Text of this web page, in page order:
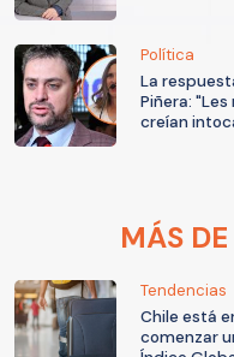
Política
La
Piñera:
creían
MÁS
Tendencias
Chile está
comenzar